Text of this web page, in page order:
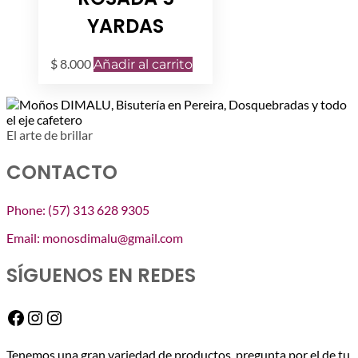
YARDAS
$8.000Añadir al carrito
El arte de brillar
CONTACTO
Phone: (57) 313 628 9305
Email: monosdimalu@gmail.com
SÍGUENOS EN REDES
Facebook
Instagram
Instagram
Tenemos una gran variedad de productos, pregunta por el de tu